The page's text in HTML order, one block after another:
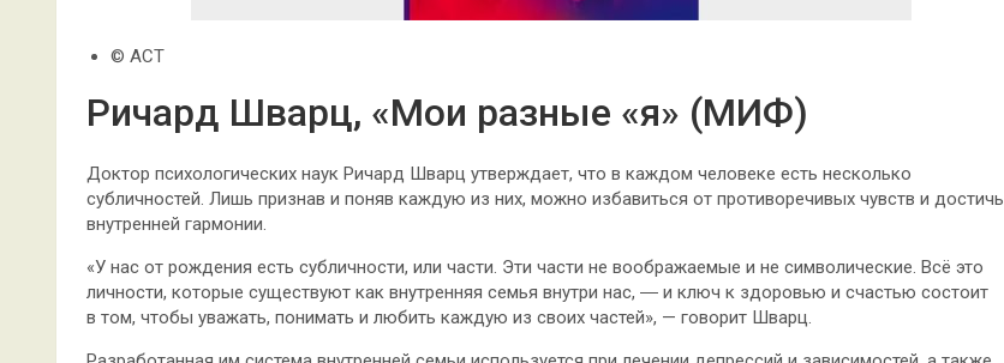
© АСТ
Ричард Шварц, «Мои разные «я» (МИФ)
Доктор психологических наук Ричард Шварц утверждает, что в каждом человеке есть несколько
субличностей. Лишь признав и поняв каждую из них, можно избавиться от противоречивых чувств и достичь
внутренней гармонии.
«У нас от рождения есть субличности, или части. Эти части не воображаемые и не символические. Всё это
личности, которые существуют как внутренняя семья внутри нас, ― и ключ к здоровью и счастью состоит
в том, чтобы уважать, понимать и любить каждую из своих частей», — говорит Шварц.